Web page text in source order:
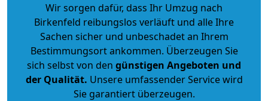
Wir sorgen dafür, dass Ihr Umzug nach
Birkenfeld reibungslos verläuft und alle Ihre
Sachen sicher und unbeschadet an Ihrem
Bestimmungsort ankommen. Überzeugen Sie
sich selbst von den günstigen Angeboten und
der Qualität. Unsere umfassender Service wird
Sie garantiert überzeugen.